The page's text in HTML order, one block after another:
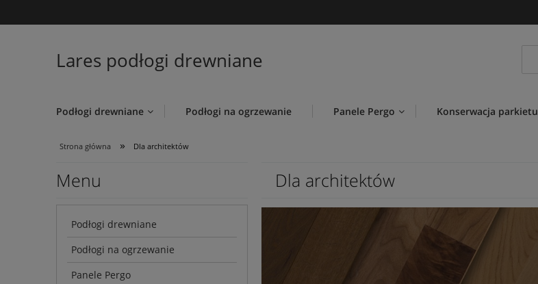
Lares podłogi drewniane
Podłogi drewniane Podłogi na ogrzewanie Panele Pergo Konserwacja parkietu
Strona główna » Dla architektów
Menu
Podłogi drewniane
Podłogi na ogrzewanie
Panele Pergo
Dla architektów